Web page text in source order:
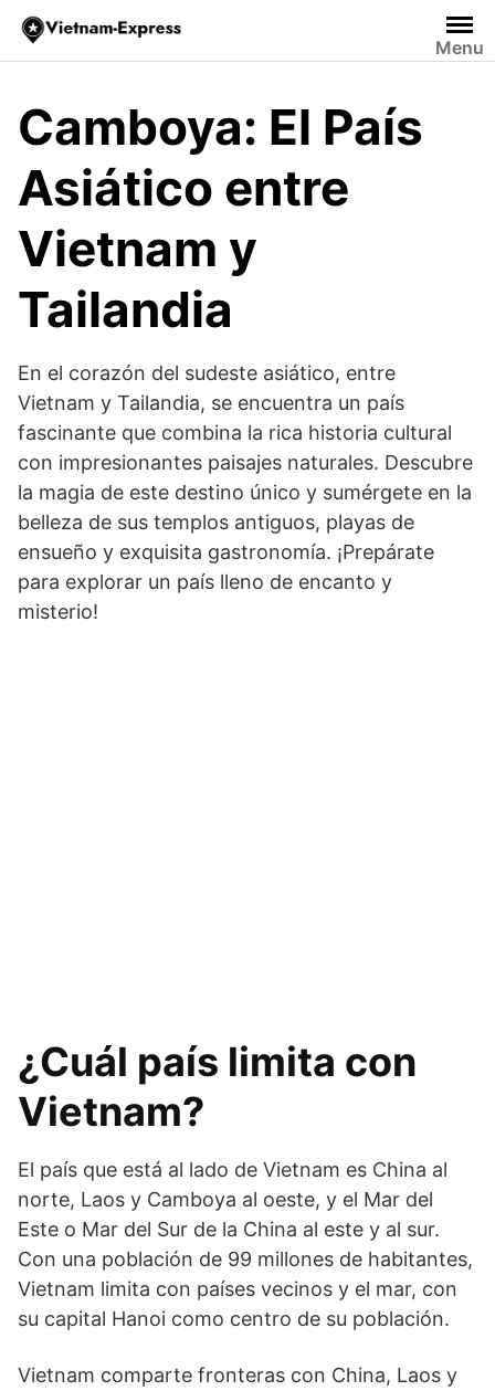
Saltar
contenido
Menu
Camboya: El País
Asiático entre
Vietnam y
Tailandia
En el corazón del sudeste asiático, entre
Vietnam y Tailandia, se encuentra un país
fascinante que combina la rica historia cultural
con impresionantes paisajes naturales. Descubre
la magia de este destino único y sumérgete en la
belleza de sus templos antiguos, playas de
ensueño y exquisita gastronomía. ¡Prepárate
para explorar un país lleno de encanto y
misterio!
¿Cuál país limita con
Vietnam?
El país que está al lado de Vietnam es China al
norte, Laos y Camboya al oeste, y el Mar del
Este o Mar del Sur de la China al este y al sur.
Con una población de 99 millones de habitantes,
Vietnam limita con países vecinos y el mar, con
su capital Hanoi como centro de su población.
Vietnam comparte fronteras con China, Laos y